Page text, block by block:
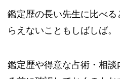
鑑定歴の長い先生に比べ
らえないこともしばしば。
鑑定歴や得意な占術・相